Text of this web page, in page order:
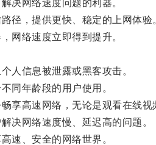
决网络速度问题的利器。
，提供更快、稳定的上网体验
网络速度立即得到提升。
信息被泄露或黑客攻击。
同年龄段的用户使用。
高速网络，无论是观看在线视
网络速度慢、延迟高的问题。
速、安全的网络世界。